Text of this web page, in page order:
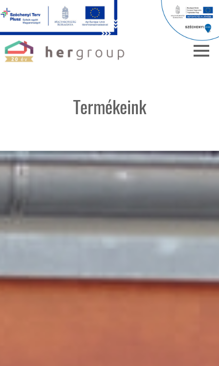
Termékeink